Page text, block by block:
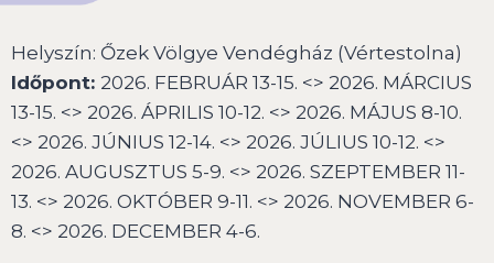
Helyszín: Őzek Völgye Vendégház (Vértestolna)
Időpont: 2026. FEBRUÁR 13-15. <> 2026. MÁRCIUS
13-15. <> 2026. ÁPRILIS 10-12. <> 2026. MÁJUS 8-10.
<> 2026. JÚNIUS 12-14. <> 2026. JÚLIUS 10-12. <>
2026. AUGUSZTUS 5-9. <> 2026. SZEPTEMBER 11-
13. <> 2026. OKTÓBER 9-11. <> 2026. NOVEMBER 6-
8. <> 2026. DECEMBER 4-6.